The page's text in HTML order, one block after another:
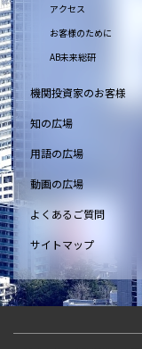
アクセス
お客様のために
AB未来総研
機関投資家のお客様
知の広場
用語の広場
動画の広場
よくあるご質問
サイトマップ